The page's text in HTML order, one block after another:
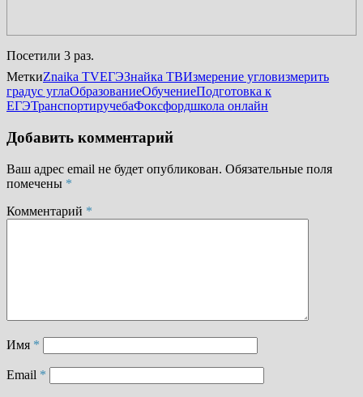
Посетили 3 раз.
МеткиZnaika TVЕГЭЗнайка ТВИзмерение угловизмерить
градус углаОбразованиеОбучениеПодготовка к
ЕГЭТранспортиручебаФоксфордшкола онлайн
Добавить комментарий
Ваш адрес email не будет опубликован. Обязательные поля
помечены *
Комментарий *
Имя *
Email *